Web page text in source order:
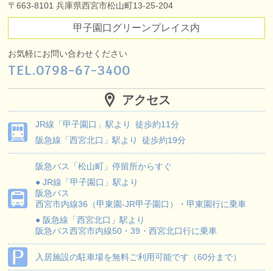
〒663-8101兵庫県西宮市松山町13-25-204
甲子園口グリーンプレイス内
お気軽にお問い合わせください
TEL.0798-67-3400
アクセス
JR線 「甲子園口」駅より徒歩約11分
阪急線 「西宮北口」駅より徒歩約19分
阪急バス
「松山町」停留所からすぐ
● JR線「甲子園口」駅より
阪急バス
西宮市内線36（甲東園-JR甲子園口）・甲東園行に乗車
● 阪急線「西宮北口」駅より
阪急バス西宮市内線50・39・西宮北口行に乗車
入居施設の駐車場を無料ご利用可能です（60分まで）